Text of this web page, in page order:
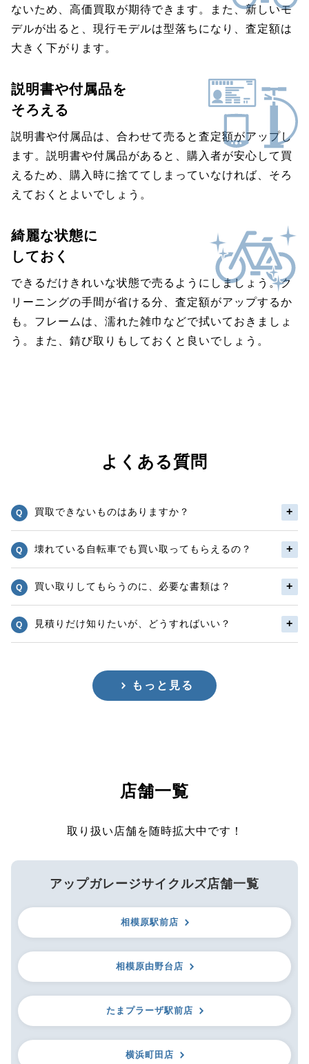
ないため、高価買取が期待できます。また、新しいモ
デルが出ると、現行モデルは型落ちになり、査定額は
大きく下がります。
説明書や付属品を
そろえる
説明書や付属品は、合わせて売ると査定額がアップし
ます。説明書や付属品があると、購入者が安心して買
えるため、購入時に捨ててしまっていなければ、そろ
えておくとよいでしょう。
綺麗な状態に
しておく
できるだけきれいな状態で売るようにしましょう。ク
リーニングの手間が省ける分、査定額がアップするか
も。フレームは、濡れた雑巾などで拭いておきましょ
う。また、錆び取りもしておくと良いでしょう。
よくある質問
買取できないものはありますか？
壊れている自転車でも買い取ってもらえるの？
買い取りしてもらうのに、必要な書類は？
見積りだけ知りたいが、どうすればいい？
もっと見る
店舗一覧
取り扱い店舗を随時拡大中です！
アップガレージサイクルズ店舗一覧
相模原駅前店
相模原由野台店
たまプラーザ駅前店
横浜町田店